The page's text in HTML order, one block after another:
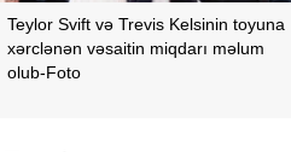
Teylor Svift və Trevis Kelsinin toyuna
xərclənən vəsaitin miqdarı məlum
olub-Foto